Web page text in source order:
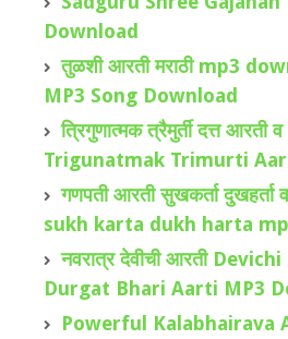
Download
तुळशी आरती मराठी mp3
MP3 Song Download
त्रिगुणात्मक त्रैमुर्ती दत्त
Trigunatmak Trimurti
गणपती आरती सुखकर्ता
sukh karta dukh harta
नवरात्र देवीची आरती
Durgat Bhari Aarti MP3
Powerful Kalabhairava